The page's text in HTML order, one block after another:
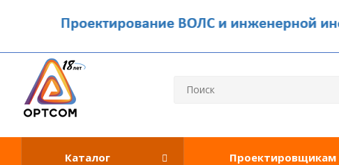
Каталог Проектировщикам